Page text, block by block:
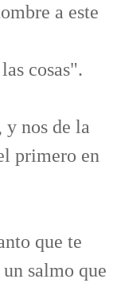
a este
cosas".
nos de la
primero en
que te
salmo que